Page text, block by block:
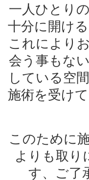
一人ひとり
十分に開け
これにより
会う事もな
している空
施術を受け
このために
よりも取り
す、ご了